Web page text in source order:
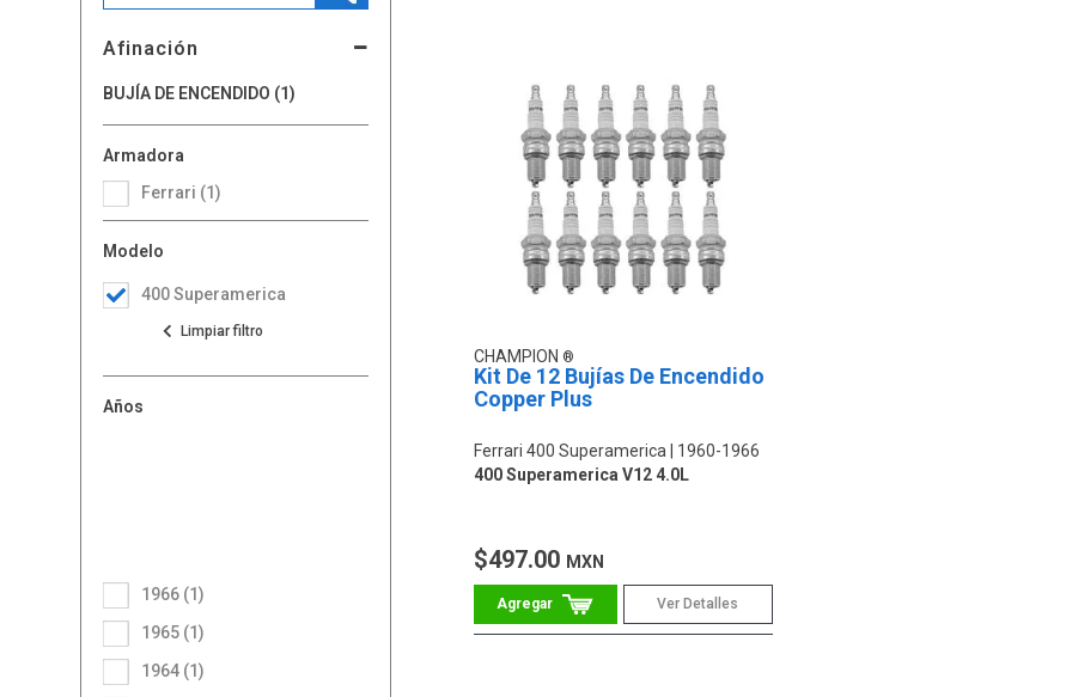
Afinación
BUJÍA DE ENCENDIDO (1)
Armadora
Ferrari (1)
Modelo
400 Superamerica
Años
1964 (1)
1965 (1)
1966 (1)
CHAMPION
Kit De 12 Bujías De Encendido
Copper Plus
Ferrari 400 Superamerica
1960-1966
400 Superamerica V12 4.0L
$497.00 MXN
Ver Detalles